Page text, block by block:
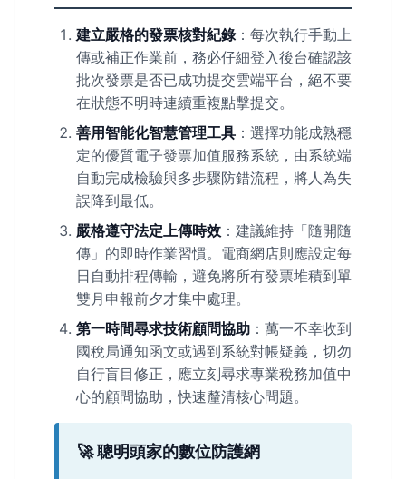
建立嚴格的發票核對紀錄：每次執行手動上
傳或補正作業前，務必仔細登入後台確認該
批次發票是否已成功提交雲端平台，絕不要
在狀態不明時連續重複點擊提交。
善用智能化智慧管理工具 ：選擇功能成熟穩
定的優質電子發票加值服務系統，由系統端
自動完成檢驗與多步驟防錯流程，將人為失
誤降到最低。
嚴格遵守法定上傳時效 ：建議維持「隨開隨
傳」的即時作業習慣。電商網店則應設定每
日自動排程傳輸，避免將所有發票堆積到單
雙月申報前夕才集中處理。
第一時間尋求技術顧問協助 ：萬一不幸收到
國稅局通知函文或遇到系統對帳疑義，切勿
自行盲目修正，應立刻尋求專業稅務加值中
心的顧問協助，快速釐清核心問題。
🚀 聰明頭家的數位防護網